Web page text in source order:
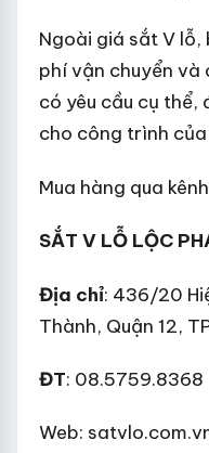
Ngoài giá sắt V lỗ,
phí vận chuyển và
có yêu cầu cụ
cho công trình của
Mua hàng qua
SẮT V LỖ LỘC
Địa chỉ: 436/20
Thành, Quận 12,
ĐT: 08.5759.8368
Web: